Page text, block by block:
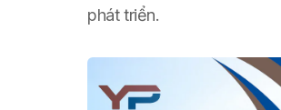
phát triển.